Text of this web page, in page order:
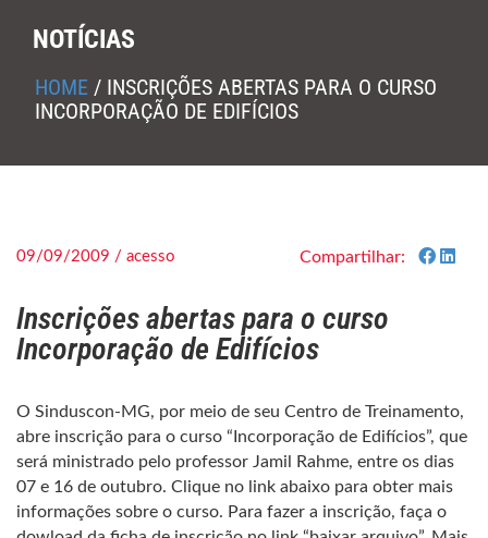
NOTÍCIAS
HOME / INSCRIÇÕES ABERTAS PARA O CURSO
INCORPORAÇÃO DE EDIFÍCIOS
09/09/2009 / acesso Compartilhar:
Inscrições abertas para o curso
Incorporação de Edifícios
O Sinduscon-MG, por meio de seu Centro de Treinamento,
abre inscrição para o curso “Incorporação de Edifícios”, que
será ministrado pelo professor Jamil Rahme, entre os dias
07 e 16 de outubro. Clique no link abaixo para obter mais
informações sobre o curso. Para fazer a inscrição, faça o